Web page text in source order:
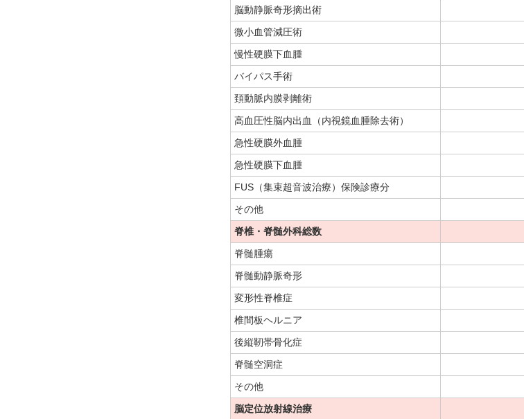
脳動静脈奇形摘出術
微小血管減圧術
慢性硬膜下血腫
バイパス手術
頚動脈内膜剥離術
高血圧性脳内出血（内視鏡血腫除去術）
急性硬膜外血腫
急性硬膜下血腫
FUS（集束超音波治療）保険診療分
その他
脊椎・脊髄外科総数
脊髄腫瘍
脊髄動静脈奇形
変形性脊椎症
椎間板ヘルニア
後縦靭帯骨化症
脊髄空洞症
その他
脳定位放射線治療